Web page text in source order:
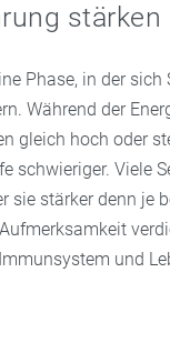
stärken
Phase, in der sich
Während der
gleich hoch oder
schwieriger. Viele
sie stärker denn je
und